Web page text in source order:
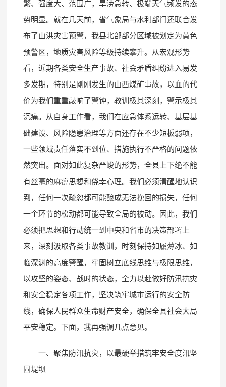
繁、强度大、范围广，旱涝急转、极端天气频发的态
势明显。就在几天前，省气象局与水利部门还联合发
布了山洪灾害预警，我县北部部分区域被划定为黄色
预警区，地质灾害风险等级持续攀升。从宏观形势
看，近期各类安全生产事故、社会矛盾纠纷进入易发
多发期，特别是刚刚发生的山西煤矿事故，以血的代
价为我们重重敲响了警钟，教训极其深刻，警示极其
沉痛。从自身工作看，我们在应急体系运转、基层基
础建设、风险隐患治理等方面还存在不少短板弱项，
一些领域责任落实不到位、措施执行不严格的问题依
然突出。面对如此复杂严峻的形势，全县上下绝不能
有丝毫的麻痹思想和侥幸心理。我们必须清醒地认识
到，任何一次疏忽都可能酿成无法挽回的损失，任何
一个环节的松动都可能导致全局的被动。因此，我们
必须把思想和行动统一到中央和省市的决策部署上
来，深刻汲取各类事故教训，时刻保持如履薄冰、如
临深渊的高度警醒，牢固树立底线思维与极限思维，
以攻坚的姿态、战时的状态，全力以赴做好防汛抗灾
和安全稳定各项工作，坚决筑牢城市运行的安全防
线，确保人民群众生命财产安全，确保全县社会大局
平安稳定。下面，我再强调几点意见。
一、聚焦防汛抗灾，以最硬举措筑牢安全度汛坚
固堤坝